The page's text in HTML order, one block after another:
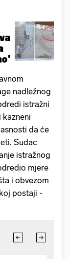
nadležnog
istražni
da će
Sudac
istražnog
mjere
i obvezom
postaji -